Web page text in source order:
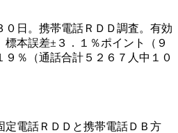
０日。携帯電話ＲＤＤ調査。有効
本誤差±３．１％ポイント（９
９％（通話合計５２６７人中１０
定電話ＲＤＤと携帯電話ＤＢ方